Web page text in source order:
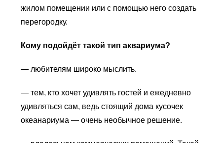
жилом помещении или с помощью него создать
перегородку.
Кому подойдёт такой тип аквариума?
— любителям широко мыслить.
— тем, кто хочет удивлять гостей и ежедневно
удивляться сам, ведь стоящий дома кусочек
океанариума — очень необычное решение.